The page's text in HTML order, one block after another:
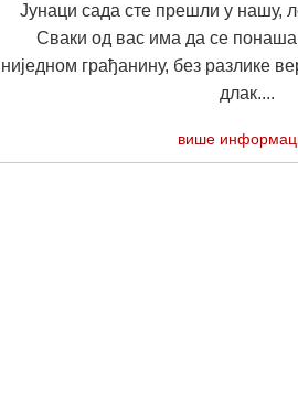
Јунаци сада сте прешли у нашу,
Сваки од вас има да се понаша
ниједном грађанину, без разлике
длак....
више